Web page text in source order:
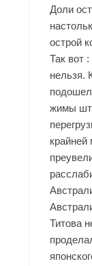
Доли
острой
Так вот
нельзя.
жимы
Титова